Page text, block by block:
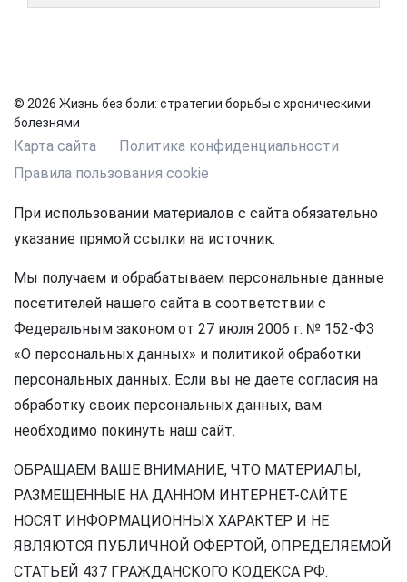
© 2026 Жизнь без боли: стратегии борьбы с хроническими
болезнями
Карта сайта
Политика конфиденциальности
Правила пользования cookie
При использовании материалов с сайта обязательно
указание прямой ссылки на источник.
Мы получаем и обрабатываем персональные данные
посетителей нашего сайта в соответствии с
Федеральным законом от 27 июля 2006 г. № 152-ФЗ
«О персональных данных» и политикой обработки
персональных данных. Если вы не даете согласия на
обработку своих персональных данных, вам
необходимо покинуть наш сайт.
ОБРАЩАЕМ ВАШЕ ВНИМАНИЕ, ЧТО МАТЕРИАЛЫ,
РАЗМЕЩЕННЫЕ НА ДАННОМ ИНТЕРНЕТ-САЙТЕ
НОСЯТ ИНФОРМАЦИОННЫХ ХАРАКТЕР И НЕ
ЯВЛЯЮТСЯ ПУБЛИЧНОЙ ОФЕРТОЙ, ОПРЕДЕЛЯЕМОЙ
СТАТЬЕЙ 437 ГРАЖДАНСКОГО КОДЕКСА РФ.